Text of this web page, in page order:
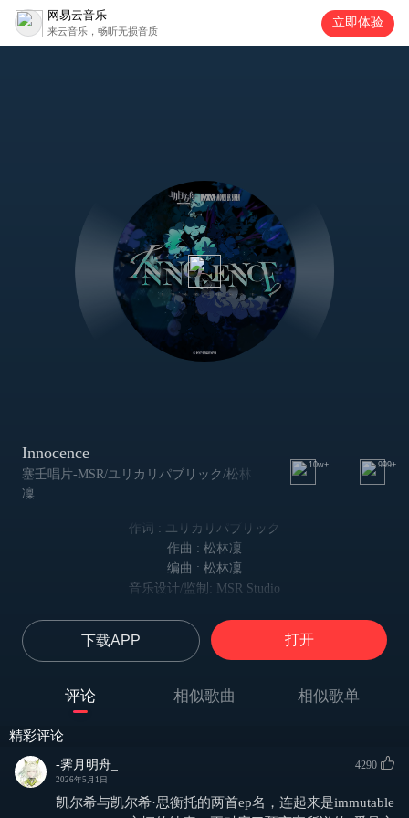
网易云音乐
来云音乐，畅听无损音质
立即体验
Innocence
塞壬唱片-MSR/ユリカリパブリック/松林
凜
10w+ 999+
作词 : ユリカリパブリック
作曲 : 松林凜
编曲 : 松林凜
音乐设计/监制: MSR Studio
反复的询问内心，熬过了多少个冬天
Lost inside a maze?
多少没说出口的话
The weight of the old skies on my shoulders,
Sunlight in disguise
下载APP 打开
评论 相似歌曲 相似歌单
精彩评论
-霁月明舟_
2026年5月1日
4290
凯尔希与凯尔希·思衡托的两首ep名，连起来是immutable